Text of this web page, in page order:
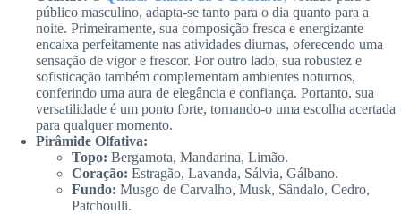
público masculino, adapta-se tanto para o dia quanto para a
noite. Primeiramente, sua composição fresca e energizante
encaixa perfeitamente nas atividades diurnas, oferecendo uma
sensação de vigor e frescor. Por outro lado, sua robustez e
sofisticação também complementam ambientes noturnos,
conferindo uma aura de elegância e confiança. Portanto, sua
versatilidade é um ponto forte, tornando-o uma escolha acertada
para qualquer momento.
Pirâmide Olfativa:
Topo: Bergamota, Mandarina, Limão.
Coração: Estragão, Lavanda, Sálvia, Gálbano.
Fundo: Musgo de Carvalho, Musk, Sândalo, Cedro,
Patchoulli.